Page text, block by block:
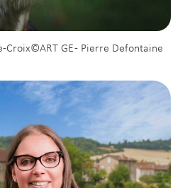
Croix©ART GE - Pierre Defontaine